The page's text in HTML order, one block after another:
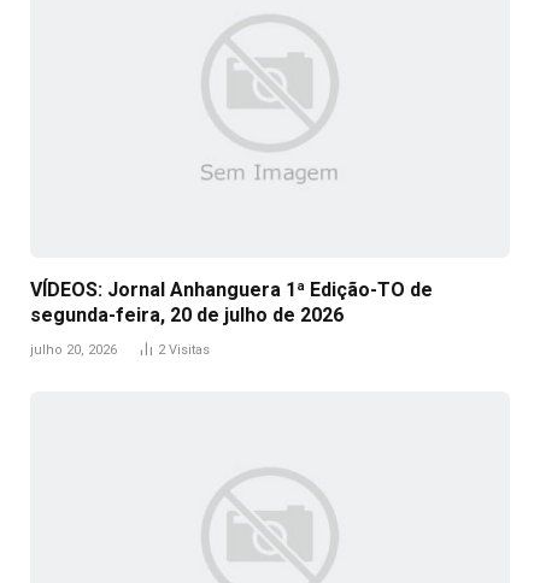
VÍDEOS: Jornal Anhanguera 1ª Edição-TO de
segunda-feira, 20 de julho de 2026
julho 20, 2026 2Visitas